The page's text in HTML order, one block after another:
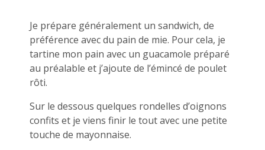
Je prépare généralement un sandwich, de
préférence avec du pain de mie. Pour cela, je
tartine mon pain avec un guacamole préparé
au préalable et j’ajoute de l’émincé de poulet
rôti.
Sur le dessous quelques rondelles d’oignons
confits et je viens finir le tout avec une petite
touche de mayonnaise.